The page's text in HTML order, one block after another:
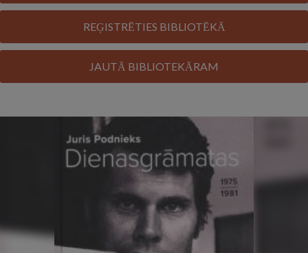
REĢISTRĒTIES BIBLIOTĒKĀ
JAUTĀ BIBLIOTEKĀRAM